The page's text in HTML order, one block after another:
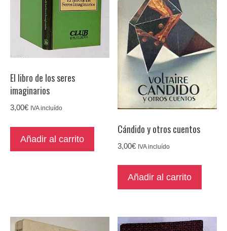
El libro de los seres
imaginarios
3,00€ IVA incluído
Añadir al carrito
Cándido y otros cuentos
3,00€ IVA incluído
Añadir al carrito